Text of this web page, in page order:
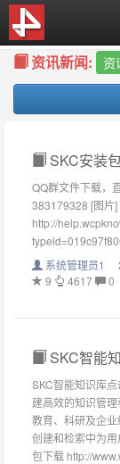
资讯新闻: 资
SKC安装
QQ群文件下载，
383179328 [图片]
http://
系统管理员1
9
4617 0
SKC智能
SKC智能知识库
建高效的知识管
教育、科研及企
创建和检索中为
包下载 http://